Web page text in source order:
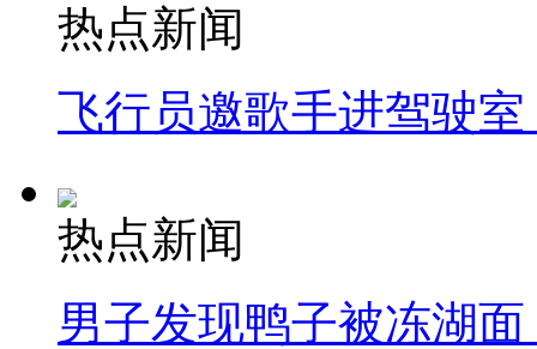
热点新闻
飞行员邀歌手进驾驶
热点新闻
男子发现鸭子被冻湖